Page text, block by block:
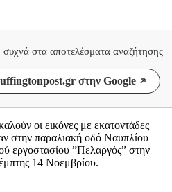
συχνά στα αποτελέσματα αναζήτησης
στην Google
οι εικόνες με εκατοντάδες
στην παραλιακή οδό Ναυπλίου –
εργοστασίου ”Πελαργός” στην
14 Νοεμβρίου.